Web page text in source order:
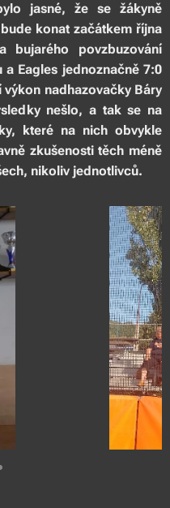
jasné, že se žákyně
konat začátkem října
bujarého povzbuzování
a Eagles jednoznačně 7:0
nadhazovačky Báry
nešlo, a tak se na
které na nich obvykle
zkušenosti těch méně
nikoliv jednotlivců.